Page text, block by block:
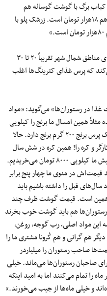
یک سیخ کباب برگ با گوشت گوساله هم
۱۳۵هزار تومان است. هر پرس چلو یکنفره هم ۱۸هزار تومان است. زرشک پلو با
فرشاد می‌گوید همین غذاها در کترینگ‌های مناطق شمال شهر تقریباً ۲۰ تا ۳۰
که پرس غذای کترینگ‌ها اغلب
غذا در رستوران‌ها» می‌گوید: «مواد
همین امسال ما برنج را کیلویی
۳۵هزار تومان به ‌صورت عمده‌ خریدیم. یک پرس برنج ۲۰۰ گرم برنج دارد. حالا
و کره را! همین کره در شش سال
گذشته ۵ برابر گران شده. برنج را ۵ سال پیش ما کیلویی ۸۰۰۰ تومان می‌خریدیم.
قیمت‌اش در منوی ما چهار پنج برابر
سال‌های قبل را داشته باشیم باید
همین است. قیمت گوشت ظرف چند
شده ۱۲۰هزار تومان! رستوران‌ها هم باید گوشت خوب بخرند
این مواد اصلی، رب گوجه، روغن،
هم گرانی و هم کُرونا مشتری ما را
صاحب رستوران را میلیاردر
صاحبان رستوران‌ها می‌ماند. خیلی
را تمام می‌کنند اما به امید اینکه
و خیلی ماه‌ها از جیب می‌خورند.»